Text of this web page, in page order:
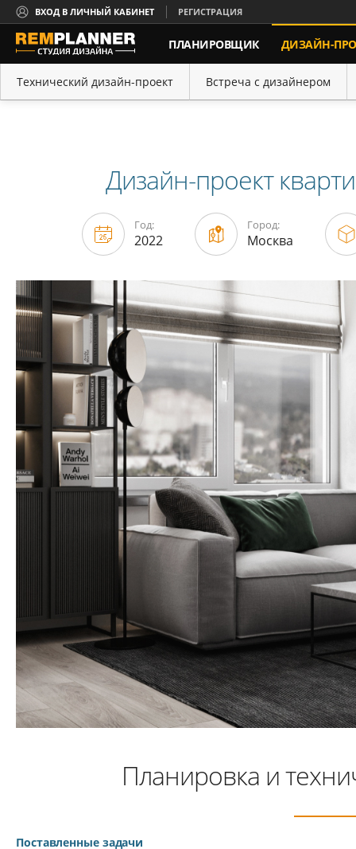
ВХОД В ЛИЧНЫЙ КАБИНЕТ РЕГИСТРАЦИЯ
ПЛАНИРОВЩИК ДИЗАЙН-
КОНТАКТЫ
Технический дизайн-проект Встреча с дизайнером
Дизайн-проект
Год:
2022
Город:
Москва
Планировка и
Поставленные задачи